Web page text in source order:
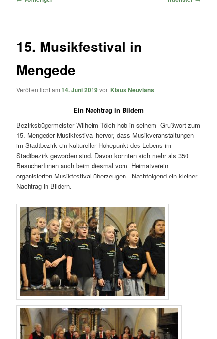
15. Musikfestival in
Mengede
Veröffentlicht am14. Juni 2019von Klaus Neuvians
Ein Nachtrag in Bildern
Bezirksbügermeister Wilhelm Tölch hob in seinem Grußwort zum
15. Mengeder Musikfestival hervor, dass Musikveranstaltungen
im Stadtbezirk ein kultureller Höhepunkt des Lebens im
Stadtbezirk geworden sind. Davon konnten sich mehr als 350
BesucherInnen auch beim diesmal vom Heimatverein
organisierten Musikfestival überzeugen. Nachfolgend ein kleiner
Nachtrag in Bildern.